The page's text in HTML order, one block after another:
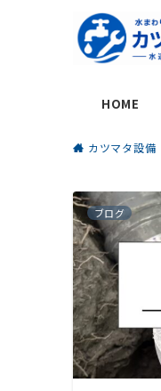
HOME
カツマタ設備
ブログ